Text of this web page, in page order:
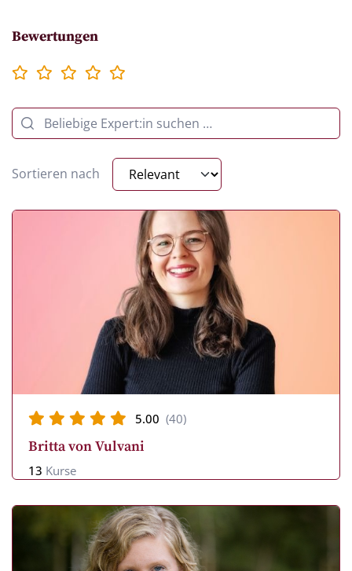
Bewertungen
Sortieren nach
5.00 (40)
Britta von Vulvani
13 Kurse